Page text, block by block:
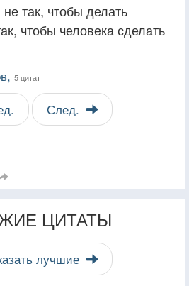
так, чтобы делать
чтобы человека сделать
5 цитат
След.
ЦИТАТЫ
лучшие